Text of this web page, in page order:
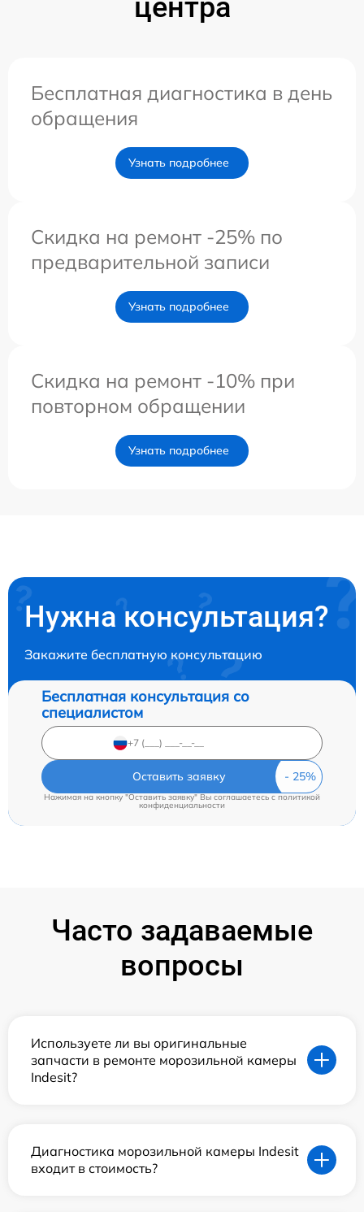
центра
Бесплатная диагностика в день
обращения
Узнать подробнее
Скидка на ремонт -25% по
предварительной записи
Узнать подробнее
Скидка на ремонт -10% при
повторном обращении
Узнать подробнее
Нужна консультация?
Закажите бесплатную консультацию
Бесплатная консультация со
специалистом
Оставить заявку
Нажимая на кнопку "Оставить заявку" Вы соглашаетесь cполитикой
конфиденциальности
Часто задаваемые
вопросы
Используете ли вы оригинальные
запчасти в ремонте морозильной камеры
Indesit?
Диагностика морозильной камеры Indesit
входит в стоимость?